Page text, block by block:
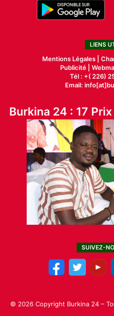
LIENS
Mentions Légales |
Publicité|
Tél : +( 226)
Email:
Burkina 24 : 17
SUIVEZ-
© 2026 Copyright Burkina 24 –